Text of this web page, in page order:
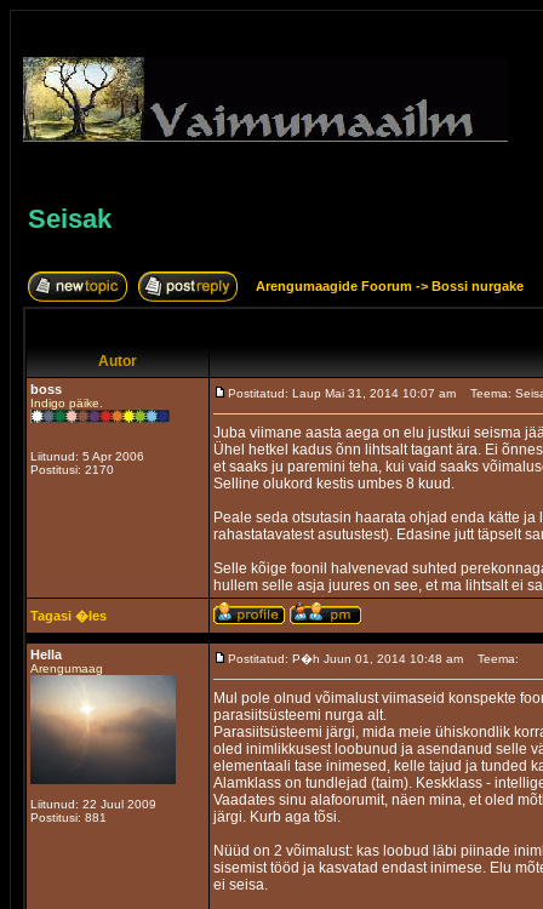
Seisak
Arengumaagide Foorum -> Bossi nurgake
Autor
boss
Indigo päike.
Liitunud: 5 Apr 2006
Postitusi: 2170
Postitatud: Laup Mai 31, 2014 10:07 am Teema:
Juba viimane aasta aega on elu justkui seisma
Ühel hetkel kadus õnn lihtsalt tagant ära. Ei
et saaks ju paremini teha, kui vaid saaks
Selline olukord kestis umbes 8 kuud.
Peale seda otsutasin haarata ohjad enda kätte
rahastatavatest asutustest). Edasine jutt täpselt
Selle kõige foonil halvenevad suhted
hullem selle asja juures on see, et ma lihtsalt ei
Tagasi �les
Hella
Arengumaag
Liitunud: 22 Juul 2009
Postitusi: 881
Postitatud: P�h Juun 01, 2014 10:48 am Teema:
Mul pole olnud võimalust viimaseid konspekte
parasiitsüsteemi nurga alt.
Parasiitsüsteemi järgi, mida meie ühiskondlik
oled inimlikkusest loobunud ja asendanud selle
elementaali tase inimesed, kelle tajud ja tunded
Alamklass on tundlejad (taim). Keskklass -
Vaadates sinu alafoorumit, näen mina, et oled
järgi. Kurb aga tõsi.
Nüüd on 2 võimalust: kas loobud läbi piinade
sisemist tööd ja kasvatad endast inimese. Elu
ei seisa.